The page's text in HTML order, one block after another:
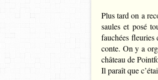
Plus tard on a
saules et posé
fauchées fleuries
conte. On y a
château de
Il paraît que